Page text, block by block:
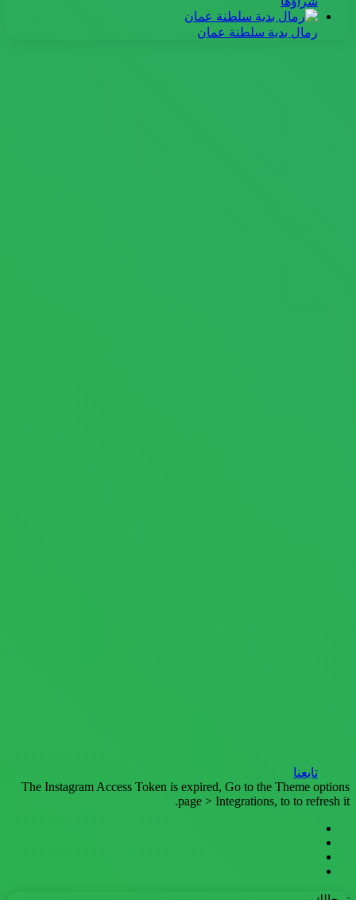
رمال بدية سلطنة عمان
تابعنا
The Instagram Access Token is expired, Go to the Theme options
page > Integrations, to to refresh it.